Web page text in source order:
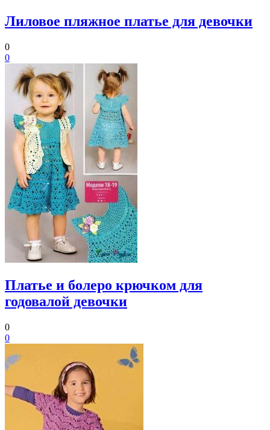
Лиловое пляжное платье для девочки
0
0
Платье и болеро крючком для
годовалой девочки
0
0